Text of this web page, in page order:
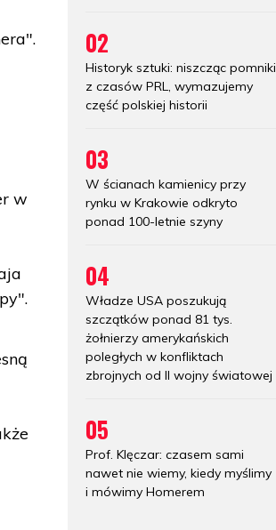
w
02
Historyk sztuki: niszcząc pomniki
z czasów PRL, wymazujemy
część polskiej historii
03
W ścianach kamienicy przy
rynku w Krakowie odkryto
ponad 100-letnie szyny
04
Władze USA poszukują
szczątków ponad 81 tys.
żołnierzy amerykańskich
poległych w konfliktach
zbrojnych od II wojny światowej
05
Prof. Klęczar: czasem sami
nawet nie wiemy, kiedy myślimy
i mówimy Homerem